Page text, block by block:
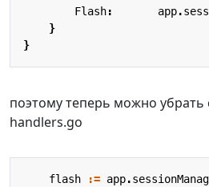
Flash: app.
}
}
поэтому теперь можно убрать
handlers.go
flash := app.